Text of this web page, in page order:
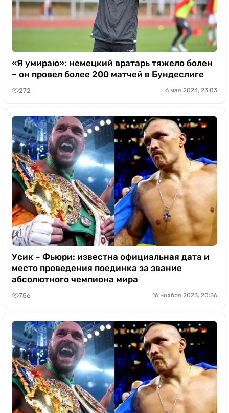
«Я умираю»: немецкий вратарь тяжело болен
– он провел более 200 матчей в Бундеслиге
272 6 мая 2024, 23:03
Усик – Фьюри: известна официальная дата и
место проведения поединка за звание
абсолютного чемпиона мира
756 16 ноября 2023, 20:36